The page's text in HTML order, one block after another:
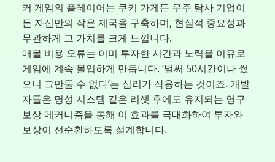
커 게임의 플레이어는 쿠키 가게든 우주 탐사 기업이
든 자신만의 작은 제국을 구축하며, 현실적 중요성과
무관하게 그 가치를 크게 느낍니다.
매몰 비용 오류는 이미 투자한 시간과 노력을 이유로
게임에 계속 몰입하게 만듭니다. ‘벌써 50시간이나 썼
으니 그만둘 수 없다’는 심리가 작용하는 것이죠. 개발
자들은 명성 시스템 같은 리셋 후에도 유지되는 영구
보상 메커니즘을 통해 이 효과를 극대화하여 투자와
보상이 선순환하도록 설계합니다.